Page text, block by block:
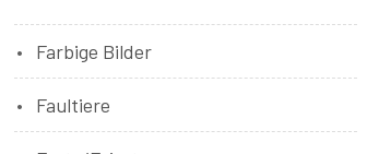
Farbige Bilder
Faultiere